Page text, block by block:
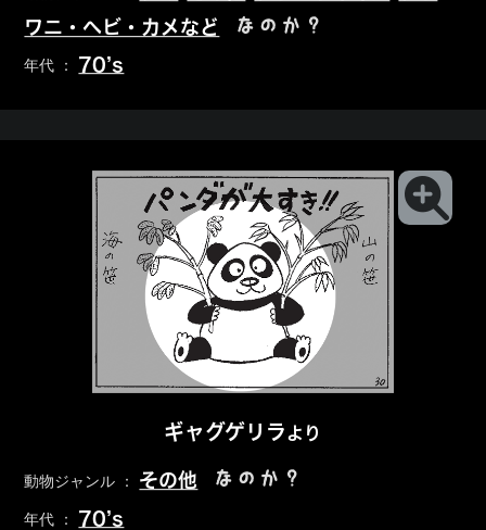
ワニ・ヘビ・カメなど なのか？
年代 ： 70’s
ギャグゲリラより
動物ジャンル ： その他 なのか？
年代 ： 70’s